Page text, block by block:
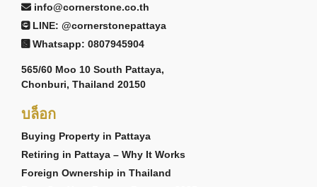
info@cornerstone.co.th
LINE: @cornerstonepattaya
Whatsapp: 0807945904
565/60 Moo 10 South Pattaya,
Chonburi, Thailand 20150
บล็อก
Buying Property in Pattaya
Retiring in Pattaya – Why It Works
Foreign Ownership in Thailand